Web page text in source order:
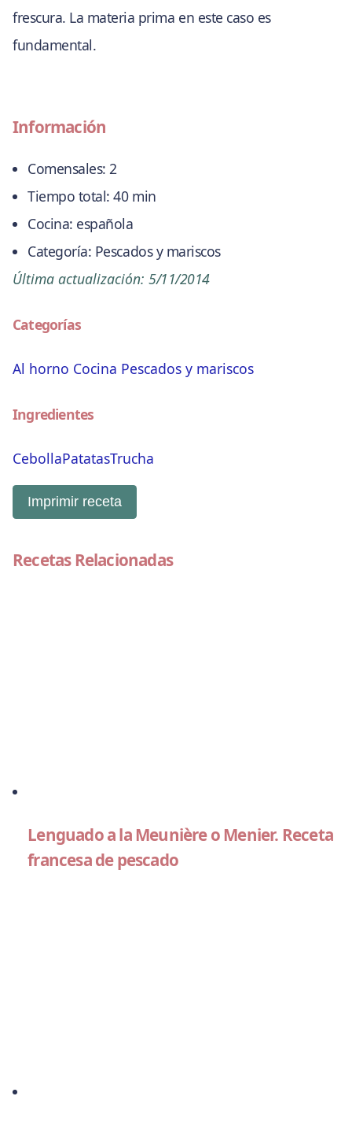
frescura. La materia prima en este caso es
fundamental.
Información
Comensales: 2
Tiempo total: 40 min
Cocina: española
Categoría: Pescados y mariscos
Última actualización: 5/11/2014
Categorías
Al horno Cocina Pescados y mariscos
Ingredientes
CebollaPatatasTrucha
Imprimir receta
Recetas Relacionadas
Lenguado a la Meunière o Menier. Receta
francesa de pescado